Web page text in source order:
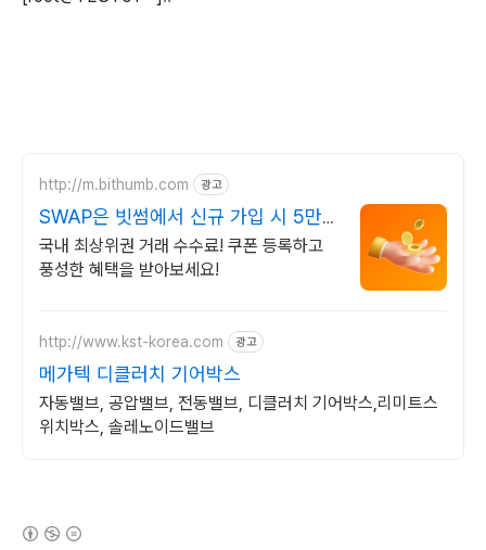
http://m.bithumb.com 광고
SWAP은 빗썸에서 신규 가입 시 5만
원 혜택
국내 최상위권 거래 수수료! 쿠폰 등록하고
풍성한 혜택을 받아보세요!
http://www.kst-korea.com 광고
메가텍 디클러치 기어박스
자동밸브, 공압밸브, 전동밸브, 디클러치 기어박스,리미트스
위치박스, 솔레노이드밸브